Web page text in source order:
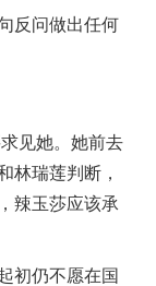
反问做出任何
见她。她前去
林瑞莲判断，
辣玉莎应该承
初仍不愿在国